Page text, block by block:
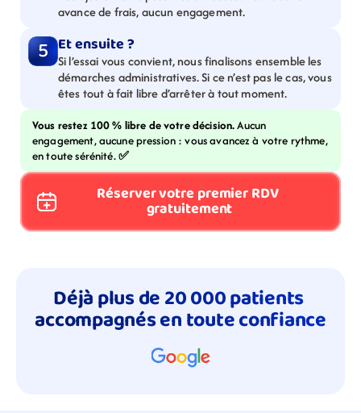
avance de frais, aucun engagement.
5 Et ensuite ?
Si l’essai vous convient, nous finalisons ensemble les
démarches administratives. Si ce n’est pas le cas, vous
êtes tout à fait libre d’arrêter à tout moment.
Vous restez 100 % libre de votre décision. Aucun
engagement, aucune pression : vous avancez à votre rythme,
en toute sérénité. ✅
Réserver votre premier RDV
gratuitement
Déjà plus de 20 000 patients
accompagnés en toute confiance